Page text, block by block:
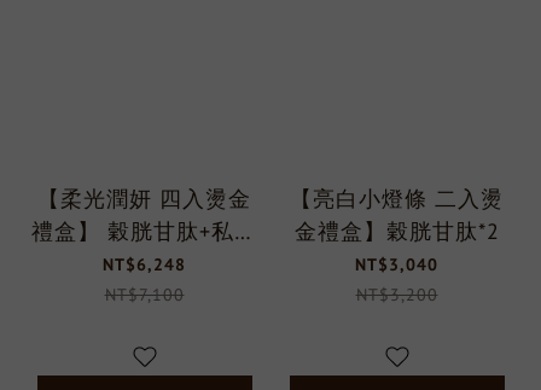
【柔光潤妍 四入燙金
禮盒】 穀胱甘肽+私密
益生菌
NT$6,248
NT$7,100
【亮白小燈條 二入燙
金禮盒】穀胱甘肽*2
NT$3,040
NT$3,200